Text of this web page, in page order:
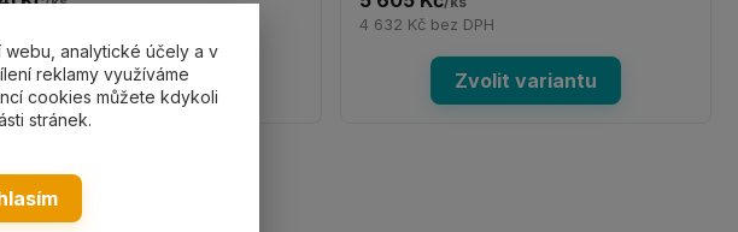
Zvolit variantu
4 632 Kč bez DPH
Zvolit variantu
analytické účely a v
reklamy využíváme
cookies můžete kdykoli
stránek.